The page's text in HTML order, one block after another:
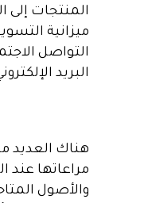
المنتجات إلى
ميزانية
التواصل
البريد
هناك العديد
مراعاتها عند
والأصول